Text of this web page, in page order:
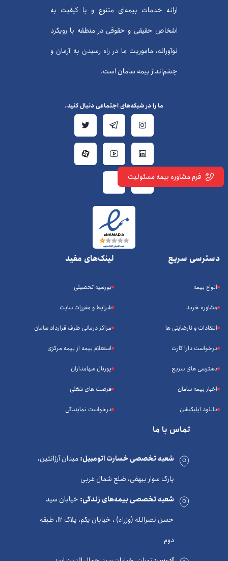
فرم مشاوره بیمه مسئولیت
ارائه خدمات بیمه‌ای متنوع و با کیفیت به
اشخاص حقیقی و حقوقی در منطقه با رویکرد
نوآورانه، ماموریت ما در راه رسیدن به آرمان و
چشم‌انداز بیمه سامان است.
دسترسی سریع
انواع بیمه
مشاوره خرید
انتقادات و نارضایتی ها
درخواست دارا کارت
دسترسی های سریع
اخبار بیمه سامان
دانلود اپلیکیشن
لینک‌های مفید
بورسیه تحصیلی
شرایط و مقررات سایت
مراکز درمانی طرف قرارداد سامان
استعلام بیمه از بیمه مرکزی
پورتال سهامداران
فرصت های شغلی
درخواست نمایندگی
تماس با ما
شعبه تخصصی خسارت اتومبیل: میدان آرژانتین،
پارک سوار بیهقی، ضلع شمال غربی
شعبه تخصصی بیمه‌های زندگی: خیابان سید
حسن نصرالله (وزراء) ، خیابان یکم، پلاک 12، طبقه
دوم
ما را در شبکه‌های اجتماعی دنبال کنید.